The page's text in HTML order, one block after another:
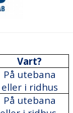
Vart?
På utebana
eller i ridhus
På utebana